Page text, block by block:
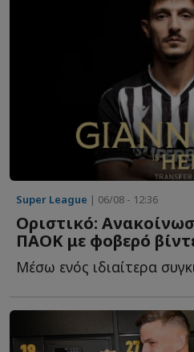
Super League | 06/08 - 12:36
Οριστικό:
ΠΑΟΚ με φοβερό